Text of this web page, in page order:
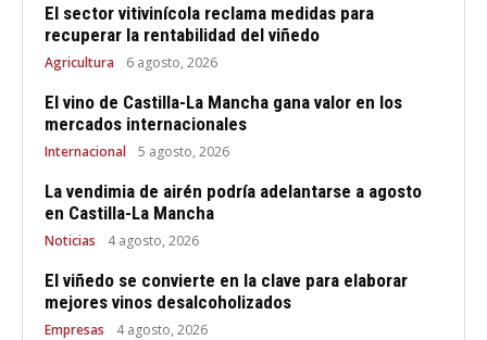
El sector vitivinícola reclama medidas para
recuperar la rentabilidad del viñedo
Agricultura 6 agosto, 2026
El vino de Castilla-La Mancha gana valor en los
mercados internacionales
Internacional 5 agosto, 2026
La vendimia de airén podría adelantarse a agosto
en Castilla-La Mancha
Noticias 4 agosto, 2026
El viñedo se convierte en la clave para elaborar
mejores vinos desalcoholizados
Empresas 4 agosto, 2026